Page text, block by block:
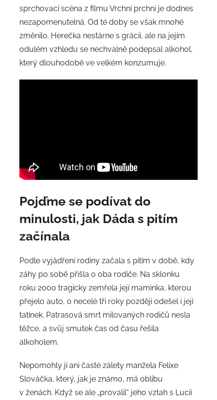
sprchovací scéna z filmu Vrchní prchni je dodnes
nezapomenutelná. Od té doby se však mnohé
změnilo. Herečka nestárne s grácií, ale na jejím
odulém vzhledu se nechvalně podepsal alkohol,
který dlouhodobě ve velkém konzumuje.
Pojďme se podívat do
minulosti, jak Dáda s pitím
začínala
Podle vyjádření rodiny začala s pitím v době, kdy
záhy po sobě přišla o oba rodiče. Na sklonku
roku 2000 tragicky zemřela její maminka, kterou
přejelo auto, o necelé tři roky později odešel i její
tatínek. Patrasová smrt milovaných rodičů nesla
těžce, a svůj smutek čas od času řešila
alkoholem.
Nepomohly jí ani časté zálety manžela Felixe
Slováčka, který, jak je známo, má oblibu
v ženách. Když se ale „provalil“ jeho vztah s Lucií